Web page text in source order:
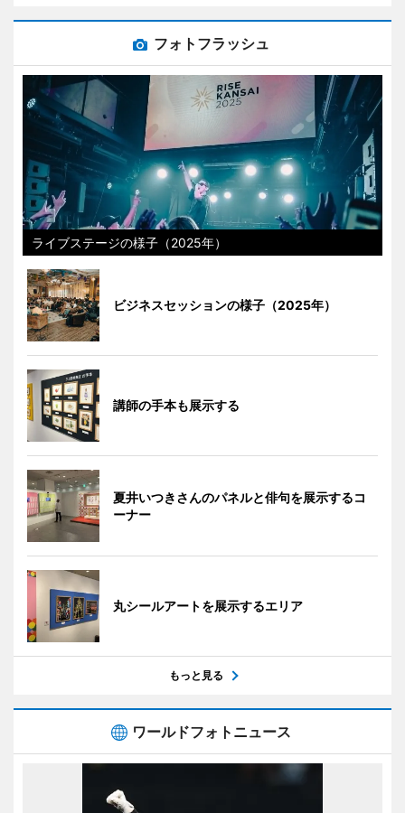
フォトフラッシュ
ライブステージの様子（2025年）
ビジネスセッションの様子（2025年）
講師の手本も展示する
夏井いつきさんのパネルと俳句を展示するコ
ーナー
丸シールアートを展示するエリア
もっと見る
ワールドフォトニュース